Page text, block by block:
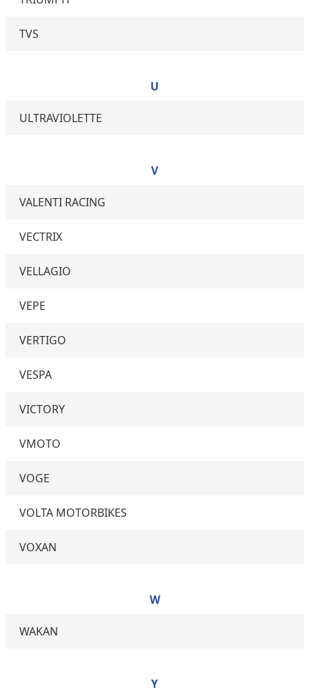
TVS
U
ULTRAVIOLETTE
V
VALENTI RACING
VECTRIX
VELLAGIO
VEPE
VERTIGO
VESPA
VICTORY
VMOTO
VOGE
VOLTA MOTORBIKES
VOXAN
W
WAKAN
Y